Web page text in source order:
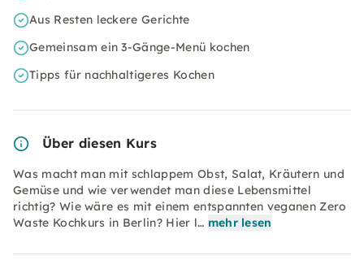
Aus Resten leckere Gerichte
Gemeinsam ein 3-Gänge-Menü kochen
Tipps für nachhaltigeres Kochen
Über diesen Kurs
Was macht man mit schlappem Obst, Salat, Kräutern und
Gemüse und wie verwendet man diese Lebensmittel
richtig? Wie wäre es mit einem entspannten veganen Zero
Waste Kochkurs in Berlin? Hier l… mehr lesen